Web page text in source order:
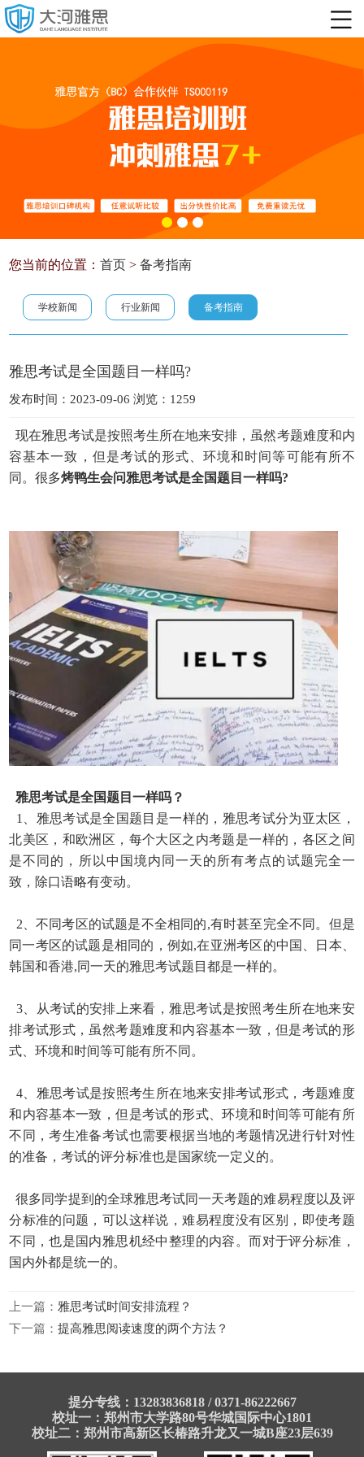
您当前的位置：首页 >备考指南
学校新闻 行业新闻 备考指南
雅思考试是全国题目一样吗?
发布时间：2023-09-06 浏览：1259
现在雅思考试是按照考生所在地来安排，虽然考题难度和内
容基本一致，但是考试的形式、环境和时间等可能有所不
同。很多烤鸭生会问雅思考试是全国题目一样吗?
雅思考试是全国题目一样吗？
1、雅思考试是全国题目是一样的，雅思考试分为亚太区，
北美区，和欧洲区，每个大区之内考题是一样的，各区之间
是不同的，所以中国境内同一天的所有考点的试题完全一
致 ，除口语略有变动。
2、不同考区的试题是不全相同的,有时甚至完全不同。但是
同一考区的试题是相同的，例如,在亚洲考区的中国、日本、
韩国和香港,同一天的雅思考试题目都是一样的。
3、从考试的安排上来看，雅思考试是按照考生所在地来安
排考试形式，虽然考题难度和内容基本一致，但是考试的形
式、环境和时间等可能有所不同。
4、 雅思考试是按照考生所在地来安排考试形式，考题难度
和内容基本一致，但是考试的形式、环境和时间等可能有所
不同，考生准备考试也需要根据当地的考题情况进行针对性
的准备，考试的评分标准也是国家统一定义的。
很多同学提到的全球雅思考试同一天考题的难易程度以及评
分标准的问题，可以这样说，难易程度没有区别，即使考题
不同，也是国内雅思机经中整理的内容。而对于评分标准，
国内外都是统一的。
上一篇： 雅思考试时间安排流程？
下一篇：提高雅思阅读速度的两个方法？
提分专线：13283836818 / 0371-86222667
校址一：郑州市大学路80号华城国际中心1801
校址二：郑州市高新区长椿路升龙又一城B座23层639